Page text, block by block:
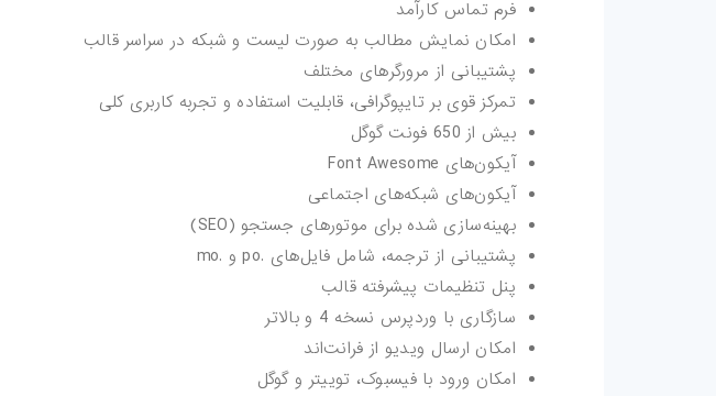
فرم تماس کارآمد
امکان نمایش مطالب به صورت لیست و شبکه در سراسر قالب
پشتیبانی از مرورگرهای مختلف
تمرکز قوی بر تایپوگرافی، قابلیت استفاده و تجربه کاربری کلی
بیش از 650 فونت گوگل
آیکون‌های Font Awesome
آیکون‌های شبکه‌های اجتماعی
بهینه‌سازی شده برای موتورهای جستجو (SEO)
پشتیبانی از ترجمه، شامل فایل‌های .po و .mo
پنل تنظیمات پیشرفته قالب
سازگاری با وردپرس نسخه 4 و بالاتر
امکان ارسال ویدیو از فرانت‌اند
امکان ورود با فیسبوک، توییتر و گوگل